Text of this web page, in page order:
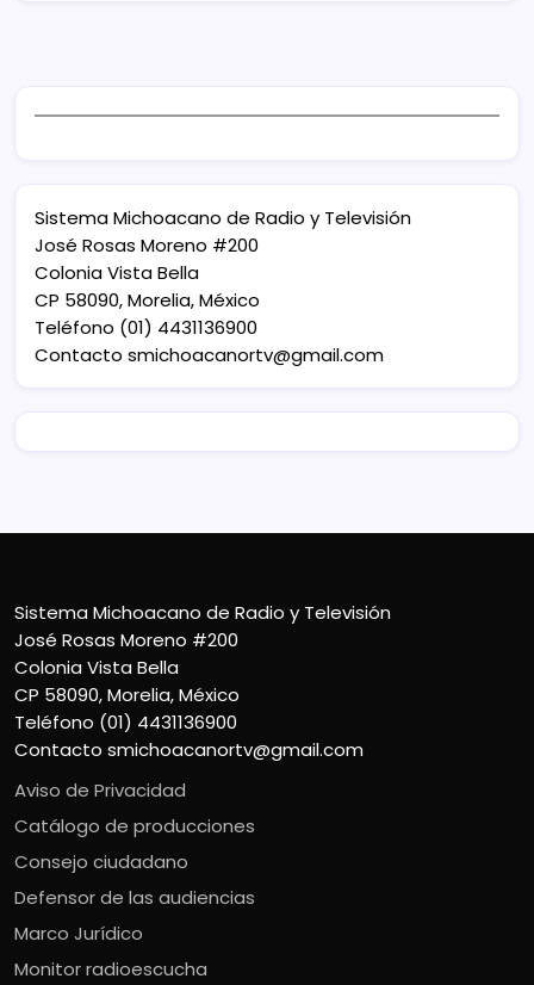
Sistema Michoacano de Radio y Televisión
José Rosas Moreno #200
Colonia Vista Bella
CP 58090, Morelia, México
Teléfono (01) 4431136900
Contacto smichoacanortv@gmail.com
Sistema Michoacano de Radio y Televisión
José Rosas Moreno #200
Colonia Vista Bella
CP 58090, Morelia, México
Teléfono (01) 4431136900
Contacto smichoacanortv@gmail.com
Aviso de Privacidad
Catálogo de producciones
Consejo ciudadano
Defensor de las audiencias
Marco Jurídico
Monitor radioescucha